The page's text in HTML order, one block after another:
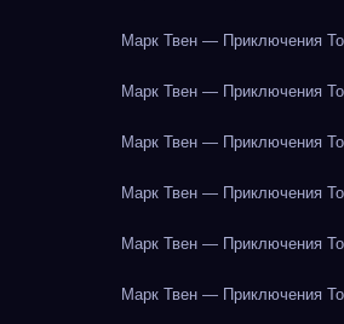
Марк Твен — Приключения
Марк Твен — Приключения
Марк Твен — Приключения
Марк Твен — Приключения
Марк Твен — Приключения
Марк Твен — Приключения